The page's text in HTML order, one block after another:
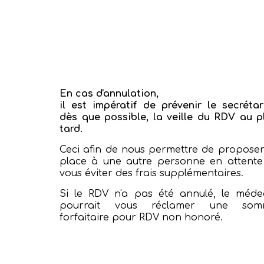
En cas d'annulation,
il est impératif de prévenir le
dès que possible, la veille du RDV au
tard.
Ceci afin de nous permettre de
place à une autre personne en
vous éviter des frais supplémentaires.
Si le RDV n'a pas été annulé, le
pourrait vous réclamer une
forfaitaire pour RDV non honoré.